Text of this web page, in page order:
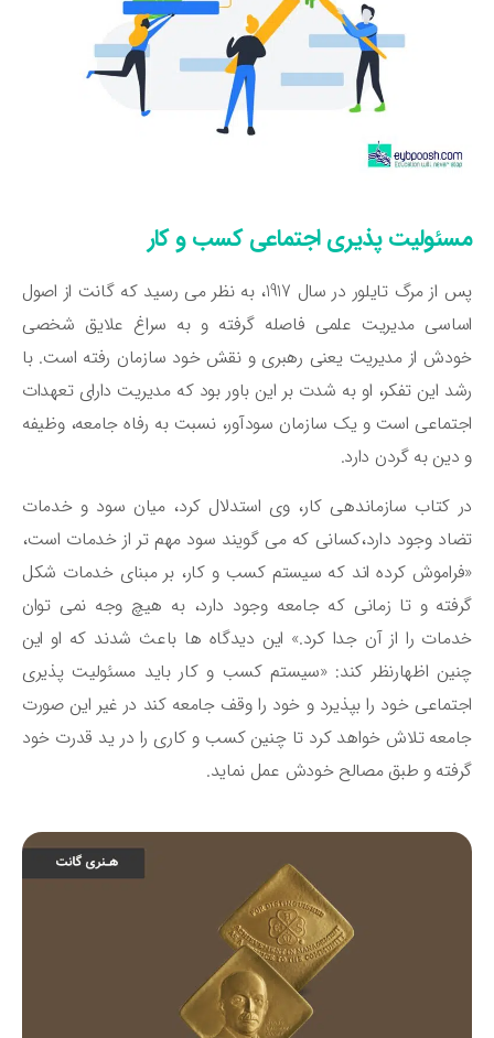
‌پذیری اجتماعی کسب و کار
پس از مرگ تایلور در سال 1917، به نظر می‌ رسید که گانت از اصول
مدیریت علمی فاصله گرفته و به سراغ علایق شخصی
از مدیریت یعنی رهبری و نقش خود سازمان رفته است. با
این تفکر، او به شدت بر این باور بود که مدیریت دارای تعهدات
است و یک سازمان سودآور، نسبت به رفاه جامعه، وظیفه
به گردن دارد.
کتاب سازماندهی کار، وی استدلال کرد، میان سود و خدمات
وجود دارد،کسانی که می‌ گویند سود مهم ‌تر از خدمات است،
کرده ‌اند که سیستم کسب و کار، بر مبنای خدمات شکل
و تا زمانی که جامعه وجود دارد، به هیچ وجه نمی ‌توان
را از آن جدا کرد.» این دیدگاه‌ ها باعث شدند که او این
اظهارنظر کند: «سیستم کسب و کار باید مسئولیت ‌پذیری
خود را بپذیرد و خود را وقف جامعه کند در غیر این صورت
تلاش خواهد کرد تا چنین کسب و کاری را در ید قدرت خود
و طبق مصالح خودش عمل نماید.